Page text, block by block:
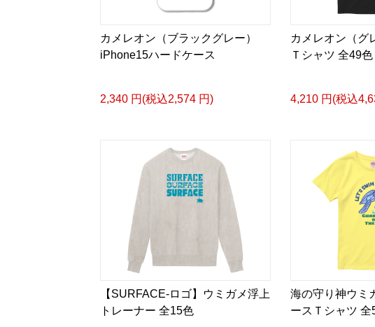
カメレオン（ブラックグレー）
iPhone15ハードケース
2,340 円(税込2,574 円)
カメレオン（グ
Ｔシャツ 全49色
4,210 円(税込
【SURFACE-ロゴ】ウミガメ浮上
トレーナー 全15色
海の守り神ウミ
ースＴシャツ 全